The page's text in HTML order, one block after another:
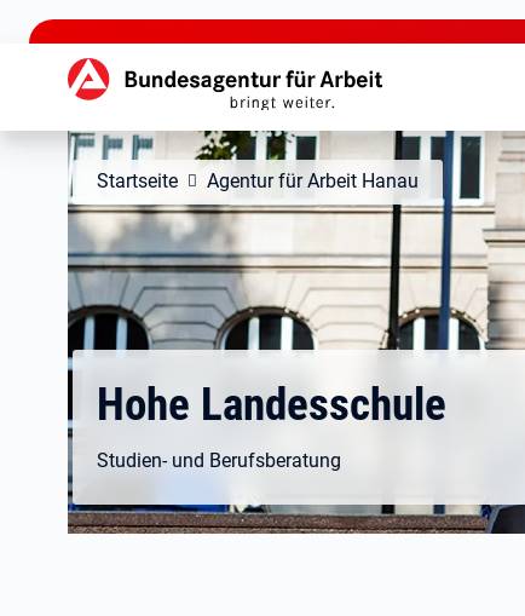
zu den Hauptinhalten springen
Hauptnavigation
Startseite Agentur für Arbeit Hanau
Hohe Landesschule
Studien- und Berufsberatung